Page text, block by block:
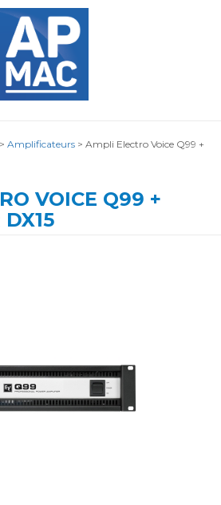
> Amplificateurs > Ampli Electro Voice Q99 +
VOICE Q99 +
DX15